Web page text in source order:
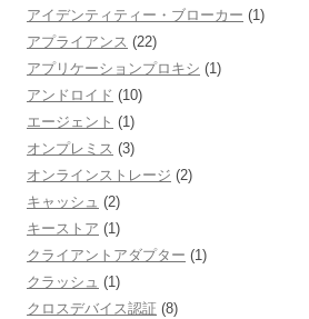
アイデンティティー・ブローカー (1)
アプライアンス (22)
アプリケーションプロキシ (1)
アンドロイド (10)
エージェント (1)
オンプレミス (3)
オンラインストレージ (2)
キャッシュ (2)
キーストア (1)
クライアントアダプター (1)
クラッシュ (1)
クロスデバイス認証 (8)